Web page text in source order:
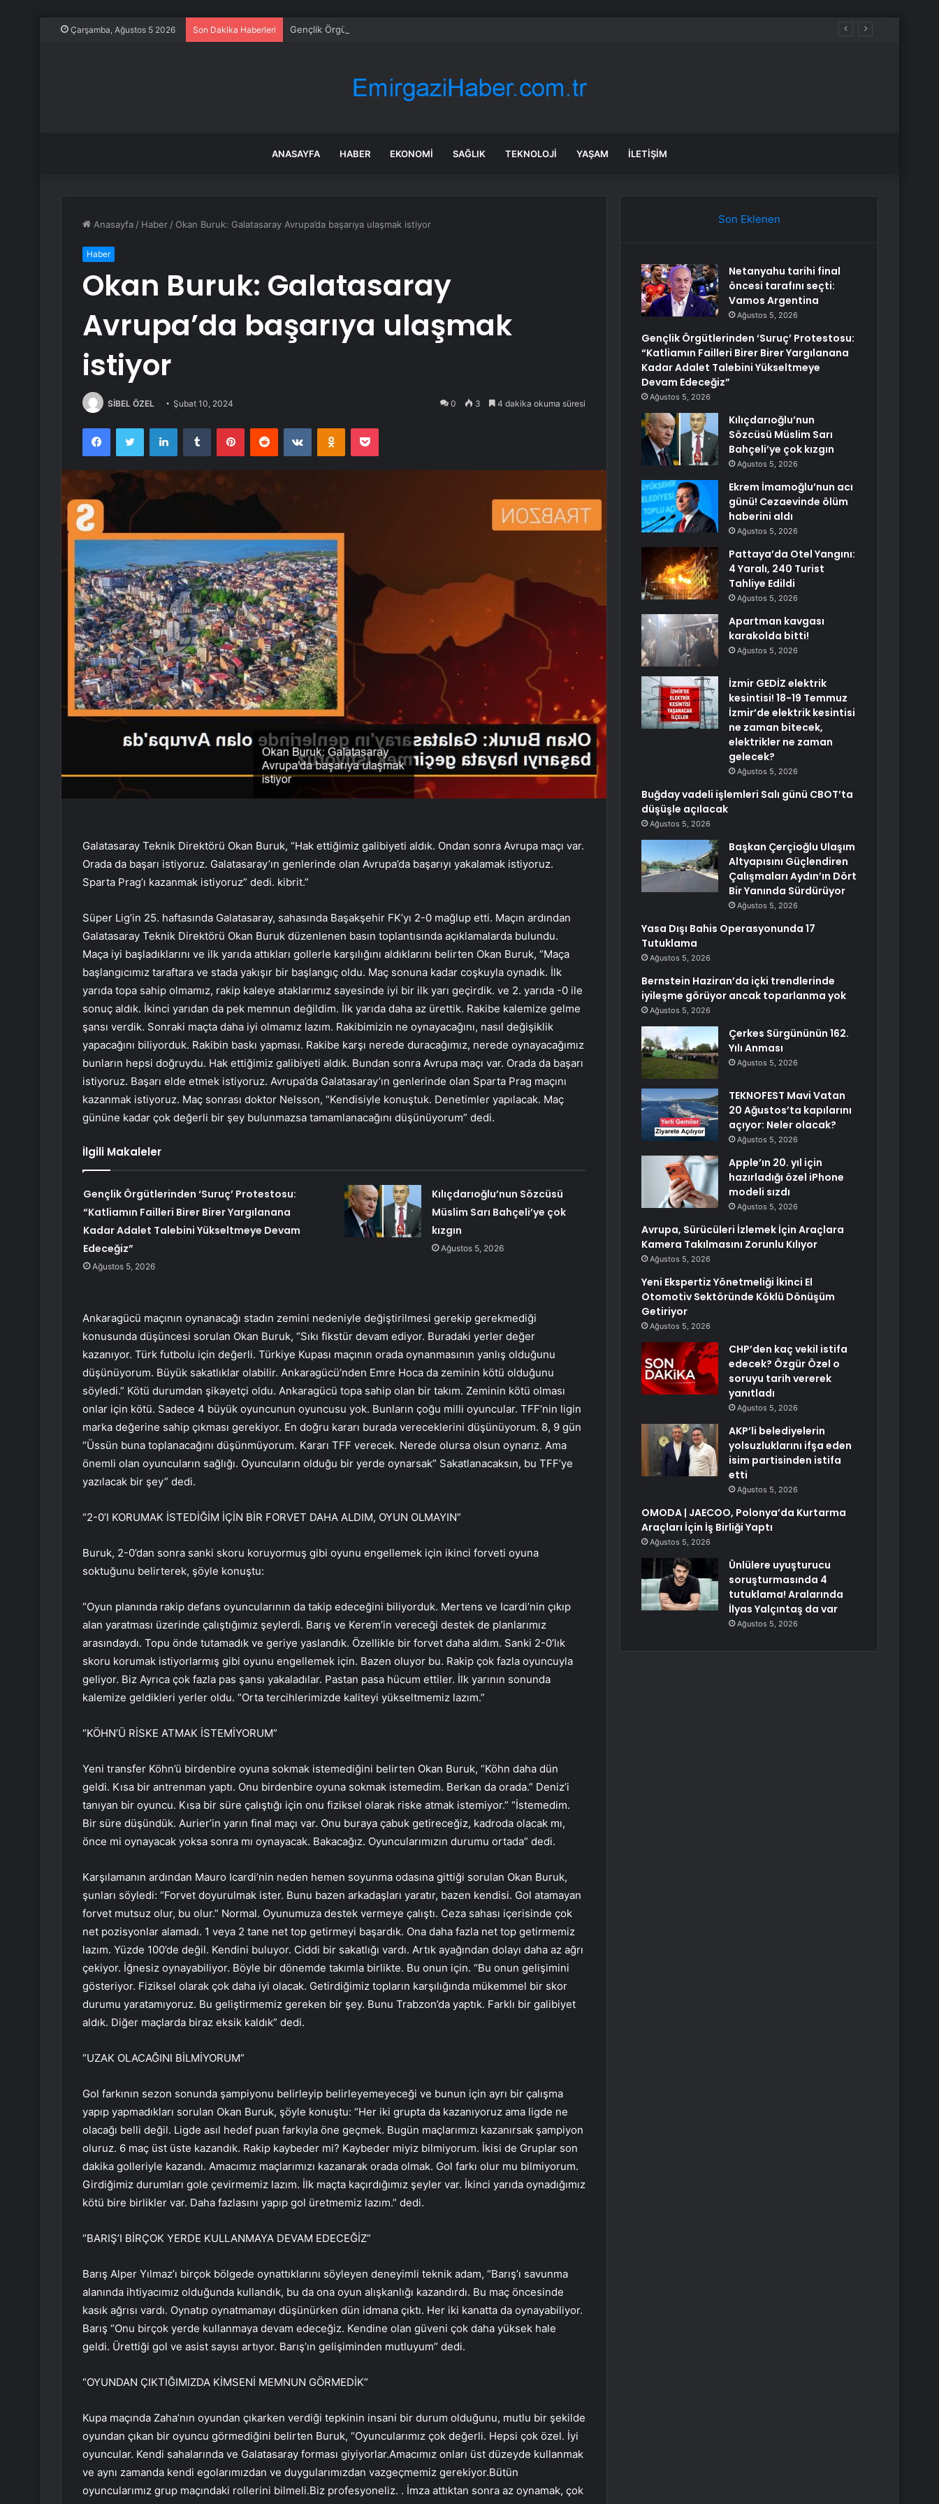
Çarşamba, Ağustos 5 2026 Son Dakika Haberleri
ANASAYFA HABER EKONOMI SAĞLIK TEKNOLOJI YAŞAM İLETIŞIM
Anasayfa / Haber / Okan Buruk: Galatasaray Avrupa’da başarıya ulaşmak istiyor
Haber
Okan Buruk: Galatasaray
Avrupa’da başarıya ulaşmak
istiyor
SİBEL ÖZEL Şubat 10, 2024 0 3 4 dakika okuma süresi
FacebookTwitter LinkedInTumblr PinterestReddit VKontakteOdnoklassniki
Pocket
Galatasaray Teknik Direktörü Okan Buruk, “Hak ettiğimiz galibiyeti aldık. Ondan sonra Avrupa maçı var.
Orada da başarı istiyoruz. Galatasaray’ın genlerinde olan Avrupa’da başarıyı yakalamak istiyoruz.
Sparta Prag’ı kazanmak istiyoruz” dedi. kibrit.”
Süper Lig’in 25. haftasında Galatasaray, sahasında Başakşehir FK’yı 2-0 mağlup etti. Maçın ardından
Galatasaray Teknik Direktörü Okan Buruk düzenlenen basın toplantısında açıklamalarda bulundu.
Maça iyi başladıklarını ve ilk yarıda attıkları gollerle karşılığını aldıklarını belirten Okan Buruk, “Maça
başlangıcımız taraftara ve stada yakışır bir başlangıç ​​oldu. Maç sonuna kadar coşkuyla oynadık. İlk
yarıda topa sahip olmamız, rakip kaleye ataklarımız sayesinde iyi bir ilk yarı geçirdik. ve 2. yarıda -0 ile
sonuç aldık. İkinci yarıdan da pek memnun değildim. İlk yarıda daha az ürettik. Rakibe kalemize gelme
şansı verdik. Sonraki maçta daha iyi olmamız lazım. Rakibimizin ne oynayacağını, nasıl değişiklik
yapacağını biliyorduk. Rakibin baskı yapması. Rakibe karşı nerede duracağımız, nerede oynayacağımız
bunların hepsi doğruydu. Hak ettiğimiz galibiyeti aldık. Bundan sonra Avrupa maçı var. Orada da başarı
istiyoruz. Başarı elde etmek istiyoruz. Avrupa’da Galatasaray’ın genlerinde olan Sparta Prag maçını
kazanmak istiyoruz. Maç sonrası doktor Nelsson, “Kendisiyle konuştuk. Denetimler yapılacak. Maç
gününe kadar çok değerli bir şey bulunmazsa tamamlanacağını düşünüyorum” dedi.
İlgili Makaleler
Gençlik Örgütlerinden ‘Suruç’ Protestosu:
“Katliamın Failleri Birer Birer Yargılanana
Kadar Adalet Talebini Yükseltmeye Devam
Edeceğiz”
Ağustos 5, 2026
Kılıçdarıoğlu’nun Sözcüsü
Müslim Sarı Bahçeli’ye çok
kızgın
Ağustos 5, 2026
Ankaragücü maçının oynanacağı stadın zemini nedeniyle değiştirilmesi gerekip gerekmediği
konusunda düşüncesi sorulan Okan Buruk, “Sıkı fikstür devam ediyor. Buradaki yerler değer
kazanıyor. Türk futbolu için değerli. Türkiye Kupası maçının orada oynanmasının yanlış olduğunu
düşünüyorum. Büyük sakatlıklar olabilir. Ankaragücü’nden Emre Hoca da zeminin kötü olduğunu
söyledi.” Kötü durumdan şikayetçi oldu. Ankaragücü topa sahip olan bir takım. Zeminin kötü olması
onlar için kötü. Sadece 4 büyük oyuncunun oyuncusu yok. Bunların çoğu milli oyuncular. TFF’nin ligin
marka değerine sahip çıkması gerekiyor. En doğru kararı burada vereceklerini düşünüyorum. 8, 9 gün
“Üssün buna toplanacağını düşünmüyorum. Kararı TFF verecek. Nerede olursa olsun oynarız. Ama
önemli olan oyuncuların sağlığı. Oyuncuların olduğu bir yerde oynarsak” Sakatlanacaksın, bu TFF’ye
yazılacak bir şey” dedi.
“2-0’I KORUMAK İSTEDİĞİM İÇİN BİR FORVET DAHA ALDIM, OYUN OLMAYIN”
Buruk, 2-0’dan sonra sanki skoru koruyormuş gibi oyunu engellemek için ikinci forveti oyuna
soktuğunu belirterek, şöyle konuştu:
“Oyun planında rakip defans oyuncularının da takip edeceğini biliyorduk. Mertens ve Icardi’nin çıkıp
alan yaratması üzerinde çalıştığımız şeylerdi. Barış ve Kerem’in vereceği destek de planlarımız
arasındaydı. Topu önde tutamadık ve geriye yaslandık. Özellikle bir forvet daha aldım. Sanki 2-0’lık
skoru korumak istiyorlarmış gibi oyunu engellemek için. Bazen oluyor bu. Rakip çok fazla oyuncuyla
geliyor. Biz Ayrıca çok fazla pas şansı yakaladılar. Pastan pasa hücum ettiler. İlk yarının sonunda
kalemize geldikleri yerler oldu. “Orta tercihlerimizde kaliteyi yükseltmemiz lazım.”
“KÖHN’Ü RİSKE ATMAK İSTEMİYORUM”
Yeni transfer Köhn’ü birdenbire oyuna sokmak istemediğini belirten Okan Buruk, “Köhn daha dün
geldi. Kısa bir antrenman yaptı. Onu birdenbire oyuna sokmak istemedim. Berkan da orada.” Deniz’i
tanıyan bir oyuncu. Kısa bir süre çalıştığı için onu fiziksel olarak riske atmak istemiyor.” “İstemedim.
Bir süre düşündük. Aurier’in yarın final maçı var. Onu buraya çabuk getireceğiz, kadroda olacak mı,
önce mi oynayacak yoksa sonra mı oynayacak. Bakacağız. Oyuncularımızın durumu ortada” dedi.
Karşılamanın ardından Mauro Icardi’nin neden hemen soyunma odasına gittiği sorulan Okan Buruk,
şunları söyledi: “Forvet doyurulmak ister. Bunu bazen arkadaşları yaratır, bazen kendisi. Gol atamayan
forvet mutsuz olur, bu olur.” Normal. Oyunumuza destek vermeye çalıştı. Ceza sahası içerisinde çok
net pozisyonlar alamadı. 1 veya 2 tane net top getirmeyi başardık. Ona daha fazla net top getirmemiz
lazım. Yüzde 100’de değil. Kendini buluyor. Ciddi bir sakatlığı vardı. Artık ayağından dolayı daha az ağrı
çekiyor. İğnesiz oynayabiliyor. Böyle bir dönemde takımla birlikte. Bu onun için. “Bu onun gelişimini
gösteriyor. Fiziksel olarak çok daha iyi olacak. Getirdiğimiz topların karşılığında mükemmel bir skor
durumu yaratamıyoruz. Bu geliştirmemiz gereken bir şey. Bunu Trabzon’da yaptık. Farklı bir galibiyet
aldık. Diğer maçlarda biraz eksik kaldık” dedi.
“UZAK OLACAĞINI BİLMİYORUM”
Gol farkının sezon sonunda şampiyonu belirleyip belirleyemeyeceği ve bunun için ayrı bir çalışma
yapıp yapmadıkları sorulan Okan Buruk, şöyle konuştu: “Her iki grupta da kazanıyoruz ama ligde ne
olacağı belli değil. Ligde asıl hedef puan farkıyla öne geçmek. Bugün maçlarımızı kazanırsak şampiyon
oluruz. 6 maç üst üste kazandık. Rakip kaybeder mi? Kaybeder miyiz bilmiyorum. İkisi de Gruplar son
dakika golleriyle kazandı. Amacımız maçlarımızı kazanarak orada olmak. Gol farkı olur mu bilmiyorum.
Girdiğimiz durumları gole çevirmemiz lazım. İlk maçta kaçırdığımız şeyler var. İkinci yarıda oynadığımız
kötü bire birlikler var. Daha fazlasını yapıp gol üretmemiz lazım.” dedi.
“BARIŞ’I BİRÇOK YERDE KULLANMAYA DEVAM EDECEĞİZ”
Barış Alper Yılmaz’ı birçok bölgede oynattıklarını söyleyen deneyimli teknik adam, “Barış’ı savunma
alanında ihtiyacımız olduğunda kullandık, bu da ona oyun alışkanlığı kazandırdı. Bu maç öncesinde
kasık ağrısı vardı. Oynatıp oynatmamayı düşünürken dün idmana çıktı. Her iki kanatta da oynayabiliyor.
Barış “Onu birçok yerde kullanmaya devam edeceğiz. Kendine olan güveni çok daha yüksek hale
geldi. Ürettiği gol ve asist sayısı artıyor. Barış’ın gelişiminden mutluyum” dedi.
“OYUNDAN ÇIKTIĞIMIZDA KİMSENİ MEMNUN GÖRMEDİK”
Kupa maçında Zaha’nın oyundan çıkarken verdiği tepkinin insani bir durum olduğunu, mutlu bir şekilde
oyundan çıkan bir oyuncu görmediğini belirten Buruk, “Oyuncularımız çok değerli. Hepsi çok özel. İyi
oyuncular. Kendi sahalarında ve Galatasaray forması giyiyorlar.Amacımız onları üst düzeyde kullanmak
ve aynı zamanda kendi egolarımızdan ve duygularımızdan vazgeçmemiz gerekiyor.Bütün
oyuncularımız grup maçındaki rollerini bilmeli.Biz profesyoneliz. . İmza attıktan sonra az oynamak, çok
Son Eklenen
Netanyahu tarihi final
öncesi tarafını seçti:
Vamos Argentina
Ağustos 5, 2026
Gençlik Örgütlerinden ‘Suruç’ Protestosu:
“Katliamın Failleri Birer Birer Yargılanana
Kadar Adalet Talebini Yükseltmeye
Devam Edeceğiz”
Ağustos 5, 2026
Kılıçdarıoğlu’nun
Sözcüsü Müslim Sarı
Bahçeli’ye çok kızgın
Ağustos 5, 2026
Ekrem İmamoğlu’nun acı
günü! Cezaevinde ölüm
haberini aldı
Ağustos 5, 2026
Pattaya’da Otel Yangını:
4 Yaralı, 240 Turist
Tahliye Edildi
Ağustos 5, 2026
Apartman kavgası
karakolda bitti!
Ağustos 5, 2026
İzmir GEDİZ elektrik
kesintisi! 18-19 Temmuz
İzmir’de elektrik kesintisi
ne zaman bitecek,
elektrikler ne zaman
gelecek?
Ağustos 5, 2026
Buğday vadeli işlemleri Salı günü CBOT’ta
düşüşle açılacak
Ağustos 5, 2026
Başkan Çerçioğlu Ulaşım
Altyapısını Güçlendiren
Çalışmaları Aydın’ın Dört
Bir Yanında Sürdürüyor
Ağustos 5, 2026
Yasa Dışı Bahis Operasyonunda 17
Tutuklama
Ağustos 5, 2026
Bernstein Haziran’da içki trendlerinde
iyileşme görüyor ancak toparlanma yok
Ağustos 5, 2026
Çerkes Sürgününün 162.
Yılı Anması
Ağustos 5, 2026
TEKNOFEST Mavi Vatan
20 Ağustos’ta kapılarını
açıyor: Neler olacak?
Ağustos 5, 2026
Apple’ın 20. yıl için
hazırladığı özel iPhone
modeli sızdı
Ağustos 5, 2026
Avrupa, Sürücüleri İzlemek İçin Araçlara
Kamera Takılmasını Zorunlu Kılıyor
Ağustos 5, 2026
Yeni Ekspertiz Yönetmeliği İkinci El
Otomotiv Sektöründe Köklü Dönüşüm
Getiriyor
Ağustos 5, 2026
CHP’den kaç vekil istifa
edecek? Özgür Özel o
soruyu tarih vererek
yanıtladı
Ağustos 5, 2026
AKP’li belediyelerin
yolsuzluklarını ifşa eden
isim partisinden istifa
etti
Ağustos 5, 2026
OMODA | JAECOO, Polonya’da Kurtarma
Araçları İçin İş Birliği Yaptı
Ağustos 5, 2026
Ünlülere uyuşturucu
soruşturmasında 4
tutuklama! Aralarında
İlyas Yalçıntaş da var
Ağustos 5, 2026